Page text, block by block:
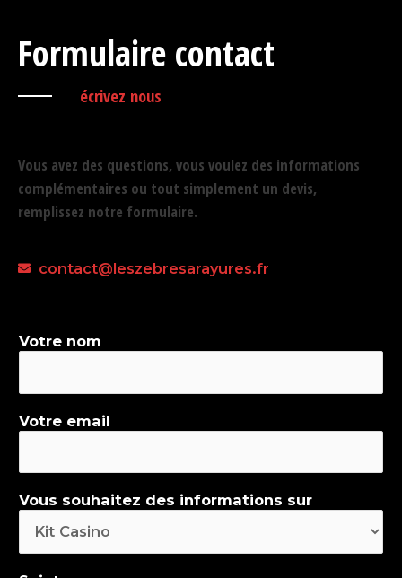
Formulaire contact
écrivez nous
Vous avez des questions, vous voulez des informations
complémentaires ou tout simplement un devis,
remplissez notre formulaire.
contact@leszebresarayures.fr
Votre nom
Votre email
Vous souhaitez des informations sur